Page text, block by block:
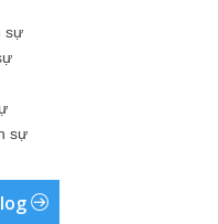
sự
sự